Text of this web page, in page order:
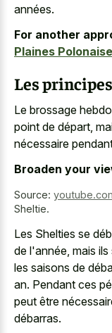
années.
For another
Plaines
Les
Le brossage
point de départ,
nécessaire
Broaden your
Source:
Sheltie.
Les Shelties se
de l'année, mais
les saisons de
an. Pendant ces
peut être
débarras.